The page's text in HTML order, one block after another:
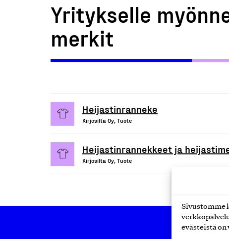
Sivustomme
evästeistä
Yritykselle
merkit
Heijastinranneke
Kirjosilta Oy, Tuote
Heijastinrannekkeet ja
Kirjosilta Oy, Tuote